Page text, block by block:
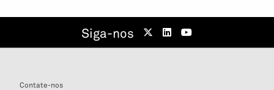
Siga-nos
Contate-nos